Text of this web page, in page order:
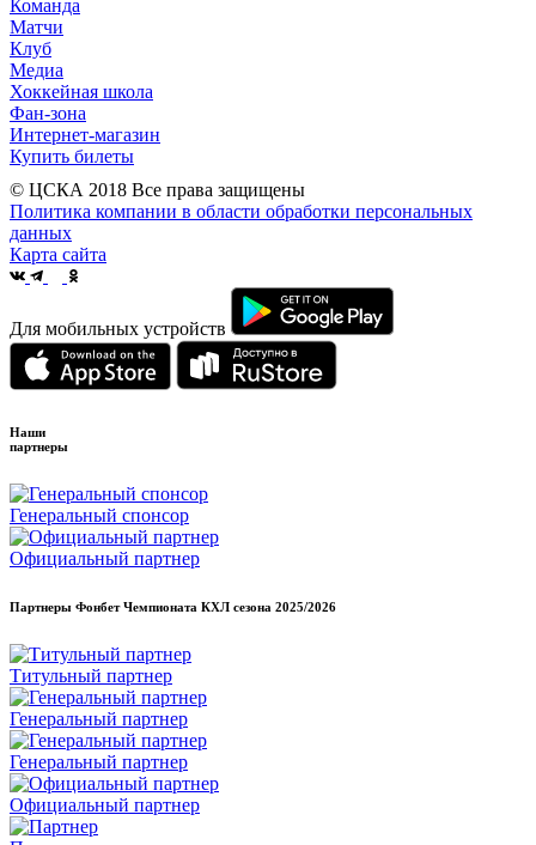
Команда
Матчи
Клуб
Медиа
Хоккейная школа
Фан-зона
Интернет-магазин
Купить билеты
© ЦСКА 2018 Все права защищены
Политика компании в области обработки персональных
данных
Карта сайта
Для мобильных устройств
Наши
партнеры
Генеральный спонсор
Официальный партнер
Партнеры Фонбет Чемпионата КХЛ сезона 2025/2026
Титульный партнер
Генеральный партнер
Генеральный партнер
Официальный партнер